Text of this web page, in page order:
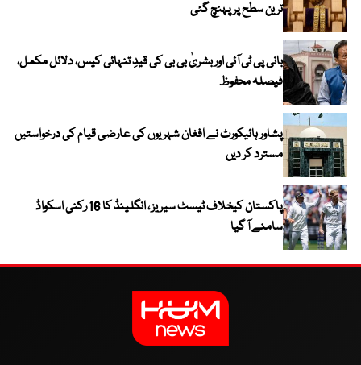
ترین سطح پر پہنچ گئی
بانی پی ٹی آئی اور بشریٰ بی بی کی قیدِ تنہائی کیس، دلائل مکمل،
فیصلہ محفوظ
پشاور ہائیکورٹ نے افغان شہریوں کی عارضی قیام کی درخواستیں
مسترد کر دیں
پاکستان کیخلاف ٹیسٹ سیریز ، انگلینڈ کا 16 رکنی اسکواڈ
سامنے آ گیا